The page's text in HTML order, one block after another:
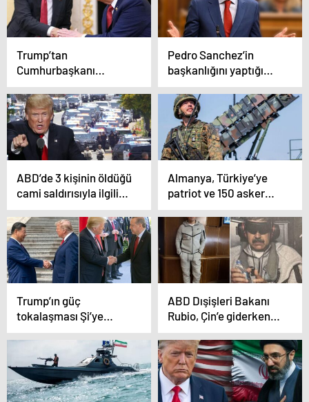
raporlardan icazet
alacak bir ülke değildir
Trump’tan
Cumhurbaşkanı
Erdoğan’a teşekkür
Pedro Sanchez’in
başkanlığını yaptığı
Sosyalist
Enternasyonal’den
mutlak butlan kararına
tepki
ABD’de 3 kişinin öldüğü
cami saldırısıyla ilgili
Trump’tan ilk açıklama
Almanya, Türkiye’ye
patriot ve 150 asker
gönderiyor
Trump’ın güç
tokalaşması Şi’ye
yenildi! Akıllara
ABD Dışişleri Bakanı
Rubio, Çin’e giderken
"Maduro eşofmanı"
giydi! Tepkiler peş
peşe geldi